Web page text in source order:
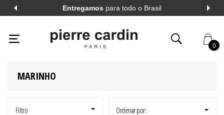
Entregamos para todo o Brasil
0
PIERRECARDIN HOMEM CAMISETAS BUSCA: MARINHO
Filtro
MARINHO
Ordenar por: